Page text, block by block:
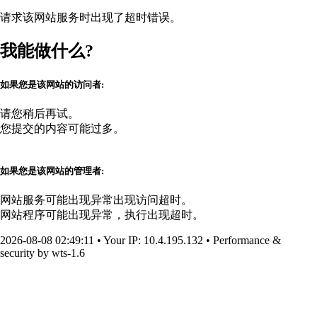
请求该网站服务时出现了超时错误。
我能做什么?
如果您是该网站的访问者:
请您稍后再试。
您提交的内容可能过多。
如果您是该网站的管理者:
网站服务可能出现异常出现访问超时。
网站程序可能出现异常，执行出现超时。
2026-08-08 02:49:11 • Your IP: 10.4.195.132 • Performance &
security by wts-1.6